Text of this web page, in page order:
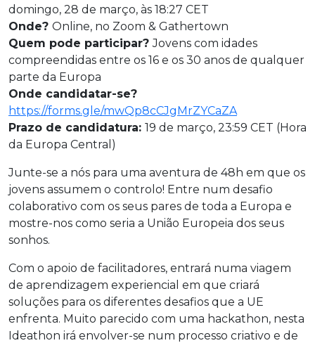
domingo, 28 de março, às 18:27 CET
Onde? Online, no Zoom & Gathertown
Quem pode participar?Jovens com idades
compreendidas entre os 16 e os 30 anos de qualquer
parte da Europa
Onde candidatar-se?
https://forms.gle/mwQp8cCJgMrZYCaZA
Prazo de candidatura: 19 de março, 23:59 CET (Hora
da Europa Central)
Junte-se a nós para uma aventura de 48h em que os
jovens assumem o controlo! Entre num desafio
colaborativo com os seus pares de toda a Europa e
mostre-nos como seria a União Europeia dos seus
sonhos.
Com o apoio de facilitadores, entrará numa viagem
de aprendizagem experiencial em que criará
soluções para os diferentes desafios que a UE
enfrenta. Muito parecido com uma hackathon, nesta
Ideathon irá envolver-se num processo criativo e de